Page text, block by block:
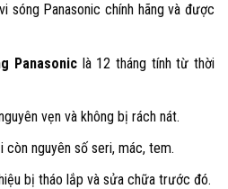
sóng Panasonic chính hãng và được
Panasoniclà 12 tháng tính từ thời
vẹn và không bị rách nát.
còn nguyên số seri, mác, tem.
bị tháo lắp và sửa chữa trước đó.